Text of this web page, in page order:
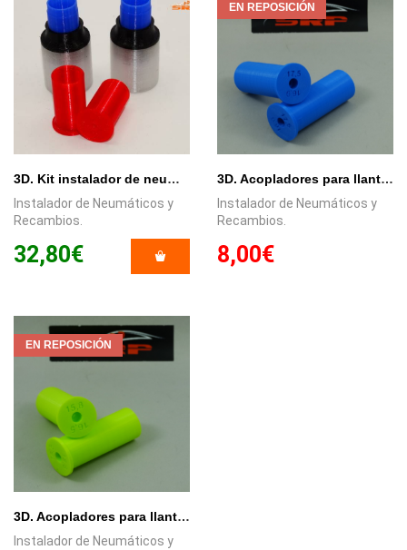
3D. Kit instalador de neumáticos individual + acopladores para llantas de 15,8 - 16,5mm. y 16,9 - 17,5mm.
Instalador de Neumáticos y
Recambios.
32,80€
EN REPOSICIÓN
3D. Acopladores para llantas 16,9 y 17,5mm.
Instalador de Neumáticos y
Recambios.
8,00€
EN REPOSICIÓN
3D. Acopladores para llantas 15,8 y 16,5mm.
Instalador de Neumáticos y